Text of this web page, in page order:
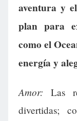
aventura y
plan para
como el
energía y
Amor: Las
divertidas;